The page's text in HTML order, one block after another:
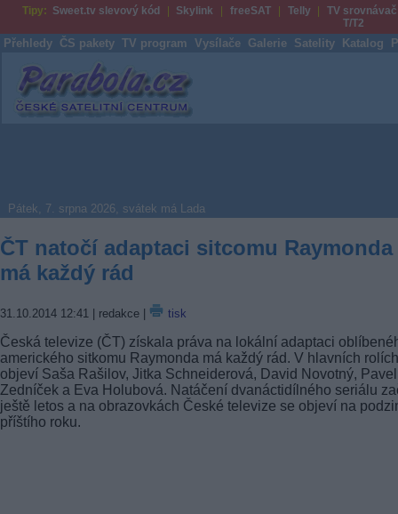
Tipy: Sweet.tv slevový kód Skylink freeSAT Telly
TV srovnávač
T/T2
Přehledy ČS pakety TV program Vysílače Galerie Satelity Katalog
Parabola.cz
Pátek, 7. srpna 2026, svátek má Lada
ČT natočí adaptaci sitcomu Raymonda
má každý rád
31.10.2014 12:41 | redakce | tisk
Česká televize (ČT) získala práva na lokální adaptaci
amerického sitkomu Raymonda má každý rád. V hlavních
objeví Saša Rašilov, Jitka Schneiderová, David Novotný, Pavel
Zedníček a Eva Holubová. Natáčení dvanáctidílného seriálu
ještě letos a na obrazovkách České televize se objeví na
příštího roku.